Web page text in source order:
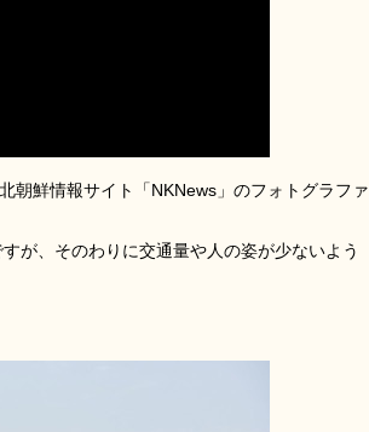
朝鮮情報サイト「NKNews」のフォトグラファ
が、そのわりに交通量や人の姿が少ないよう